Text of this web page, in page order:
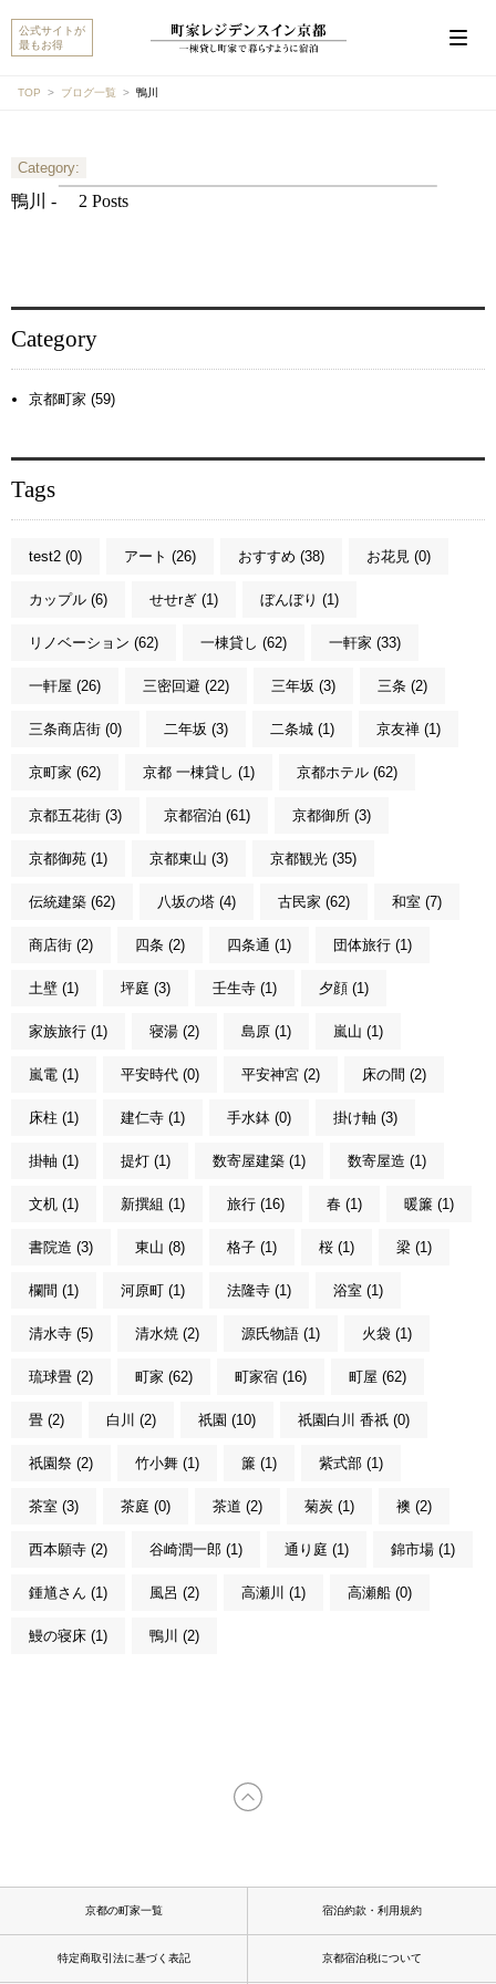
公式サイトが
最もお得
TOP ブログ一覧 鴨川
Category:
鴨川 - 2 Posts
Category
京都町家 (59)
Tags
test2 (0) アート (26) おすすめ (38) お花見 (0)
カップル (6) せせrぎ (1) ぼんぼり (1)
リノベーション (62) 一棟貸し (62) 一軒家 (33)
一軒屋 (26) 三密回避 (22) 三年坂 (3) 三条 (2)
三条商店街 (0) 二年坂 (3) 二条城 (1) 京友禅 (1)
京町家 (62) 京都 一棟貸し (1) 京都ホテル (62)
京都五花街 (3) 京都宿泊 (61) 京都御所 (3)
京都御苑 (1) 京都東山 (3) 京都観光 (35)
伝統建築 (62) 八坂の塔 (4) 古民家 (62) 和室 (7)
商店街 (2) 四条 (2) 四条通 (1) 団体旅行 (1)
土壁 (1) 坪庭 (3) 壬生寺 (1) 夕顔 (1)
家族旅行 (1) 寝湯 (2) 島原 (1) 嵐山 (1)
嵐電 (1) 平安時代 (0) 平安神宮 (2) 床の間 (2)
床柱 (1) 建仁寺 (1) 手水鉢 (0) 掛け軸 (3)
掛軸 (1) 提灯 (1) 数寄屋建築 (1) 数寄屋造 (1)
文机 (1) 新撰組 (1) 旅行 (16) 春 (1) 暖簾 (1)
書院造 (3) 東山 (8) 格子 (1) 桜 (1) 梁 (1)
欄間 (1) 河原町 (1) 法隆寺 (1) 浴室 (1)
清水寺 (5) 清水焼 (2) 源氏物語 (1) 火袋 (1)
琉球畳 (2) 町家 (62) 町家宿 (16) 町屋 (62)
畳 (2) 白川 (2) 祇園 (10) 祇園白川 香祇 (0)
祇園祭 (2) 竹小舞 (1) 簾 (1) 紫式部 (1)
茶室 (3) 茶庭 (0) 茶道 (2) 菊炭 (1) 襖 (2)
西本願寺 (2) 谷崎潤一郎 (1) 通り庭 (1) 錦市場 (1)
鍾馗さん (1) 風呂 (2) 高瀬川 (1) 高瀬船 (0)
鰻の寝床 (1) 鴨川 (2)
京都の町家一覧 宿泊約款・利用規約
特定商取引法に基づく表記 京都宿泊税について
こんにちは。MACHIYA INNS & HOTELSのマチヤAIで
す。宿をお探しですか？それとも宿や予約についてご